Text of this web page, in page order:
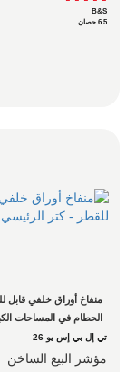
B&S
6.5 حصان
مع ATV للبساتين والعقارات والمراعي
تي إل بي إس يو 26
مؤشر البيع الساخن